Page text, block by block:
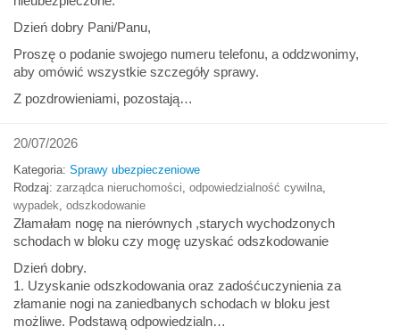
Dzień dobry Pani/Panu,
Proszę o podanie swojego numeru telefonu, a oddzwonimy,
aby omówić wszystkie szczegóły sprawy.
Z pozdrowieniami, pozostają…
20/07/2026
Kategoria: Sprawy ubezpieczeniowe
Rodzaj: zarządca nieruchomości odpowiedzialność cywilna
wypadek odszkodowanie
Złamałam nogę na nierównych ,starych wychodzonych
schodach w bloku czy mogę uzyskać odszkodowanie
Dzień dobry.
1. Uzyskanie odszkodowania oraz zadośćuczynienia za
złamanie nogi na zaniedbanych schodach w bloku jest
możliwe. Podstawą odpowiedzialn…